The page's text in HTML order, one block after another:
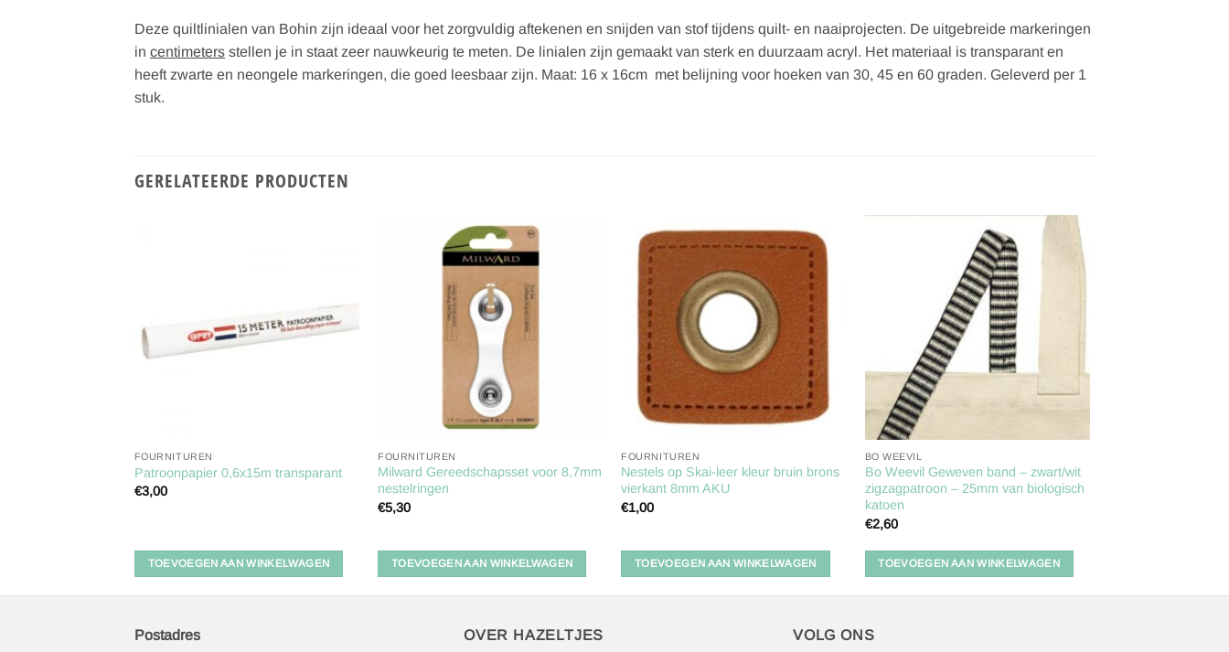
Deze quiltlinialen van Bohin zijn ideaal voor het zorgvuldig aftekenen en snijden van stof tijdens quilt- en naaiprojecten. De uitgebreide markeringen
in centimeters stellen je in staat zeer nauwkeurig te meten. De linialen zijn gemaakt van sterk en duurzaam acryl. Het materiaal is transparant en
heeft zwarte en neongele markeringen, die goed leesbaar zijn. Maat: 16 x 16cm met belijning voor hoeken van 30, 45 en 60 graden. Geleverd per 1
stuk.
GERELATEERDE PRODUCTEN
FOURNITUREN
Patroonpapier 0,6x15m transparant
€3,00
TOEVOEGEN AAN WINKELWAGEN
FOURNITUREN
Milward Gereedschapsset voor 8,7mm
nestelringen
€5,30
TOEVOEGEN AAN WINKELWAGEN
Toevoegen
aan
verlanglijst
FOURNITUREN
Nestels op Skai-leer kleur bruin brons
vierkant 8mm AKU
€1,00
TOEVOEGEN AAN WINKELWAGEN
BO WEEVIL
Bo Weevil Geweven band – zwart/wit
zigzagpatroon – 25mm van biologisch
katoen
€2,60
TOEVOEGEN AAN WINKELWAGEN
Postadres
OVER HAZELTJES VOLG ONS